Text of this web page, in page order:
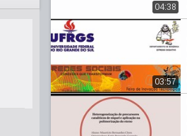
04:38
03:57